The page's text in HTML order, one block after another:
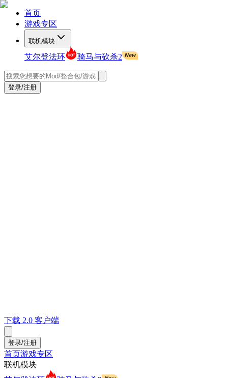
首页
游戏专区
联机模块
艾尔登法环 骑马与砍杀2
登录/注册
下载 2.0 客户端
登录/注册
首页游戏专区
联机模块